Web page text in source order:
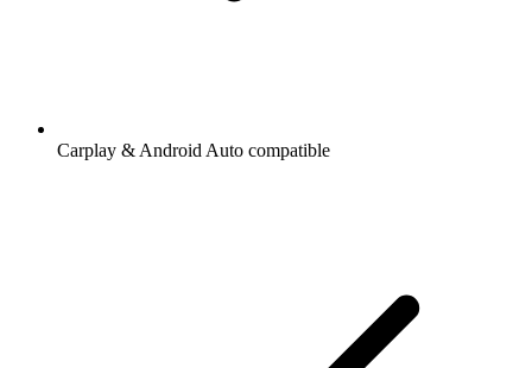
Carplay & Android Auto compatible